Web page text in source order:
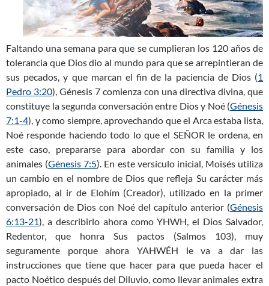
Faltando una semana para que se cumplieran los 120 años de
tolerancia que Dios dio al mundo para que se arrepintieran de
sus pecados, y que marcan el fin de la paciencia de Dios (1
Pedro 3:20), Génesis 7 comienza con una directiva divina, que
constituye la segunda conversación entre Dios y Noé (Génesis
7:1-4), y como siempre, aprovechando que el Arca estaba lista,
Noé responde haciendo todo lo que el SEÑOR le ordena, en
este caso, prepararse para abordar con su familia y los
animales (Génesis 7:5). En este versículo inicial, Moisés utiliza
un cambio en el nombre de Dios que refleja Su carácter más
apropiado, al ir de Elohím (Creador), utilizado en la primer
conversación de Dios con Noé del capítulo anterior (Génesis
6:13-21), a describirlo ahora como YHWH, el Dios Salvador,
Redentor, que honra Sus pactos (Salmos 103), muy
seguramente porque ahora YAHWÉH le va a dar las
instrucciones que tiene que hacer para que pueda hacer el
pacto Noético después del Diluvio, como llevar animales extra